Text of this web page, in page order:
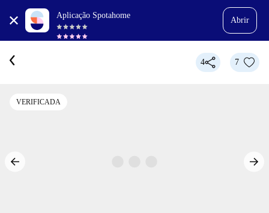
Aplicação Spotahome
Abrir
4 7
VERIFICADA